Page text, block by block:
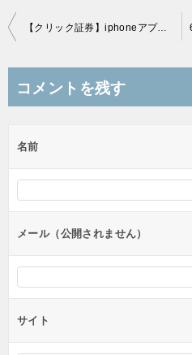
投
ビ
ー
シ
ン
【クリック証券】iphoneアプリ利用で1,000円キャッシュバック！
コメントを残す
名前
メール（公開されません）
サイト